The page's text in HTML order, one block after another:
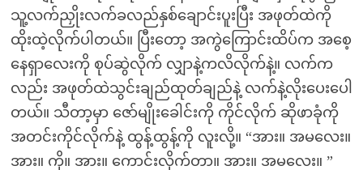
သူ့လက်ညှိုးလက်ခလည်နှစ်ချောင်းပူးပြီး အဖုတ်ထဲကို
ထိုးထဲ့လိုက်ပါတယ်။ ပြီးတော့ အကွဲကြောင်းထိပ်က အစေ့
နေရှာလေးကို စုပ်ဆွဲလိုက် လျှာနဲ့ကလိလိုက်နဲ့။ လက်က
လည်း အဖုတ်ထဲသွင်းချည်ထုတ်ချည်နဲ့ လက်နဲ့လိုးပေးပေါ
တယ်။ သီတာ့မှာ ဇော်မျိုးခေါင်းကို ကိုင်လိုက် ဆိုဖာခုံကို
အတင်းကိုင်လိုက်နဲ့ ထွန့်ထွန့်ကို လူးလို့။ “အား။ အမလေး။
အား။ ကို။ အား။ ကောင်းလိုက်တာ။ အား။ အမလေး။ ”